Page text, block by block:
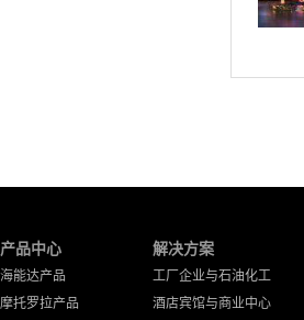
产品中心
海能达产品
摩托罗拉产品
解决方案
工厂企业与石油化工
酒店宾馆与商业中心